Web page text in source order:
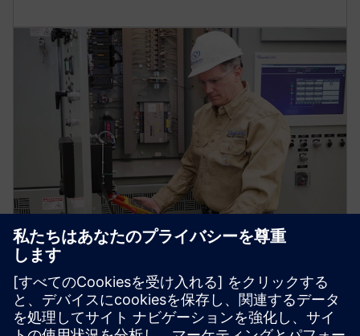
オプションの機能強化
オプションの拡張機能には、機器の物理的配置の非
常に詳細なグラフィック表示、コントロールパネル
のクローズアップ、実際の値を示す計器ディスプレ